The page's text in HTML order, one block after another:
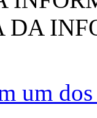
DA
um